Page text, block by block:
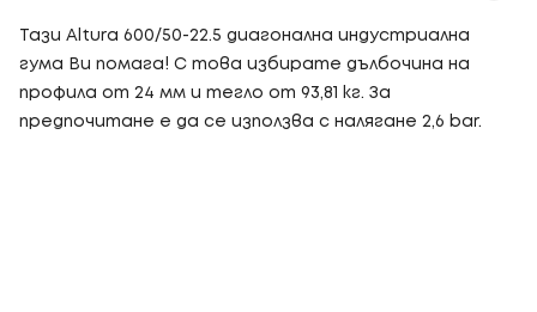
Тази Altura 600/50-22.5 диагонална индустриална
гума Ви помага! С това избирате дълбочина на
профила от 24 мм и тегло от 93,81 кг. За
предпочитане е да се използва с налягане 2,6 bar.